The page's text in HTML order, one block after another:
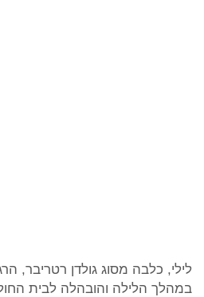
לילי, כלבה מסוג גולדן רטריבר,
במהלך הלילה והובהלה לבית